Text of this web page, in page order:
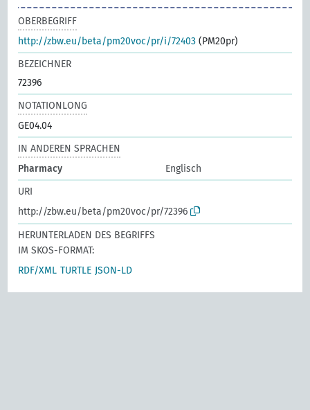
OBERBEGRIFF
http://zbw.eu/beta/pm20voc/pr/i/72403 (PM20pr)
BEZEICHNER
72396
NOTATIONLONG
GE04.04
IN ANDEREN SPRACHEN
Pharmacy
Englisch
URI
http://zbw.eu/beta/pm20voc/pr/72396
HERUNTERLADEN DES BEGRIFFS
IM SKOS-FORMAT:
RDF/XML TURTLE JSON-LD